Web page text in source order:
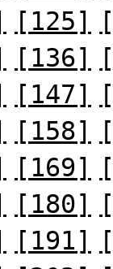
[125]
[136]
[147]
[158]
[169]
[180]
[191]